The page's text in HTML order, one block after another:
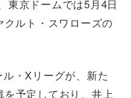
東京ドームでは5月4日
ルト・スワローズの
・Xリーグが、新た
予定しており、井上